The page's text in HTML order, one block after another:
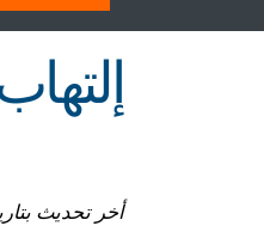
أخر تحديث بتاريخ مايو 25, 2026 | تمت